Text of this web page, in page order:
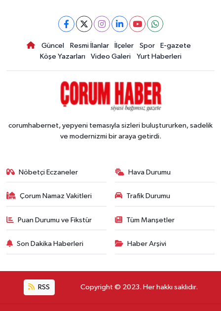
Güncel Resmi İlanlar İlçeler Spor
E-gazete
Köşe Yazarları
Video Galeri Yurt Haberleri
corumhabernet, yepyeni temasıyla sizleri buluştururken, sadelik
ve modernizmi bir araya getirdi.
Nöbetçi Eczaneler Hava Durumu
Çorum Namaz Vakitleri Trafik Durumu
Puan Durumu ve Fikstür Tüm Manşetler
Son Dakika Haberleri Haber Arşivi
RSS Copyright © 2023. Her hakkı saklıdır.